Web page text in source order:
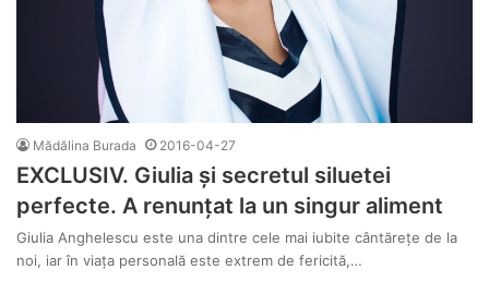
Mădălina Burada 2016-04-27
EXCLUSIV. Giulia și secretul siluetei
perfecte. A renunțat la un singur aliment
Giulia Anghelescu este una dintre cele mai iubite cântărețe de la
noi, iar în viața personală este extrem de fericită,…